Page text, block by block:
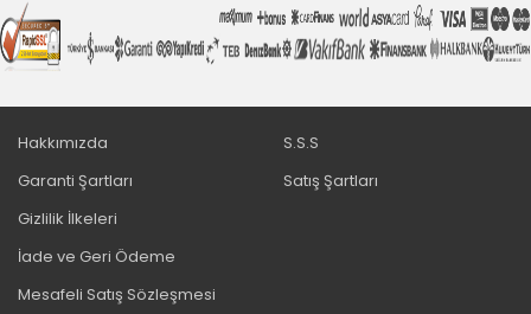
Hakkımızda
Garanti Şartları
Gizlilik İlkeleri
İade ve Geri Ödeme
Mesafeli Satış Sözleşmesi
S.S.S
Satış Şartları